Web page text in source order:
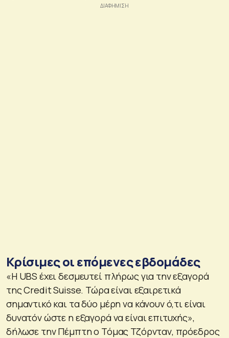
Κρίσιμες οι επόμενες εβδομάδες
«Η UBS έχει δεσμευτεί πλήρως για την εξαγορά
της Credit Suisse. Τώρα είναι εξαιρετικά
σημαντικό και τα δύο μέρη να κάνουν ό,τι είναι
δυνατόν ώστε η εξαγορά να είναι επιτυχής»,
δήλωσε την Πέμπτη ο Τόμας Τζόρνταν, πρόεδρος